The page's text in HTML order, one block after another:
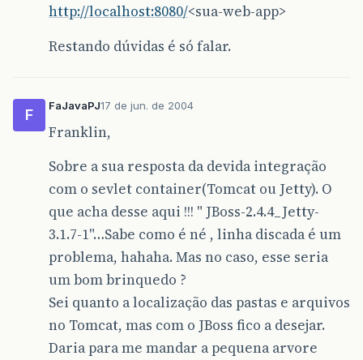
http://localhost:8080/<sua-web-app>
Restando dúvidas é só falar.
F
FaJavaPJ17 de jun. de 2004
Franklin,
Sobre a sua resposta da devida integração
com o sevlet container(Tomcat ou Jetty). O
que acha desse aqui !!! " JBoss-2.4.4_Jetty-
3.1.7-1"…Sabe como é né , linha discada é um
problema, hahaha. Mas no caso, esse seria
um bom brinquedo ?
Sei quanto a localização das pastas e arquivos
no Tomcat, mas com o JBoss fico a desejar.
Daria para me mandar a pequena arvore